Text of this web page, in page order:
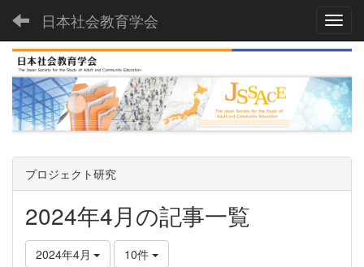
日本社会教育学会
プロジェクト研究
2024年4月の記事一覧
2024年4月 10件